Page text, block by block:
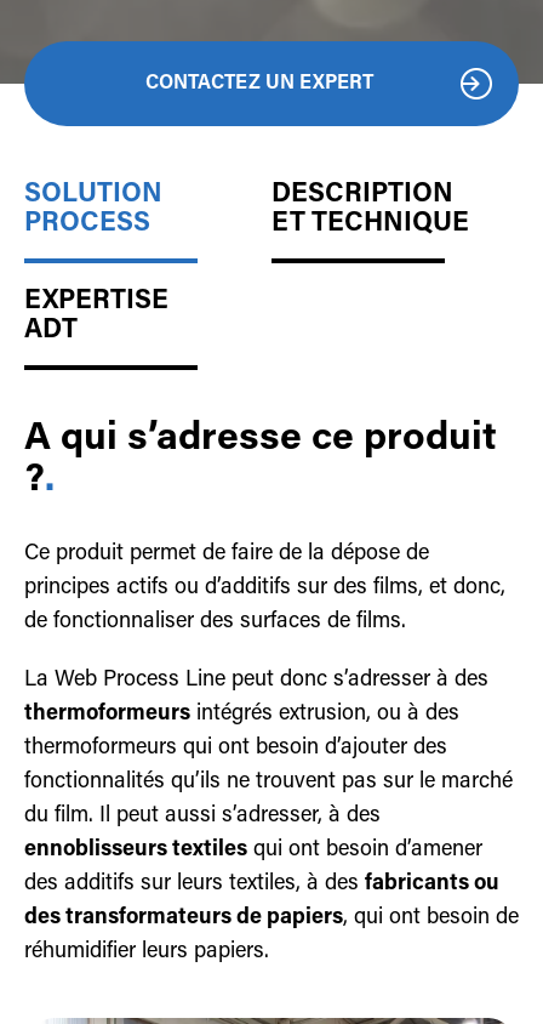
CONTACTEZ UN EXPERT
SOLUTION
PROCESS
DESCRIPTION
ET TECHNIQUE
EXPERTISE
ADT
A qui s’adresse ce produit
?.
Ce produit permet de faire de la dépose de
principes actifs ou d’additifs sur des films, et donc,
de fonctionnaliser des surfaces de films.
La Web Process Line peut donc s’adresser à des
thermoformeurs intégrés extrusion, ou à des
thermoformeurs qui ont besoin d’ajouter des
fonctionnalités qu’ils ne trouvent pas sur le marché
du film. Il peut aussi s’adresser, à des
ennoblisseurs textiles qui ont besoin d’amener
des additifs sur leurs textiles, à des fabricants ou
des transformateurs de papiers, qui ont besoin de
réhumidifier leurs papiers.